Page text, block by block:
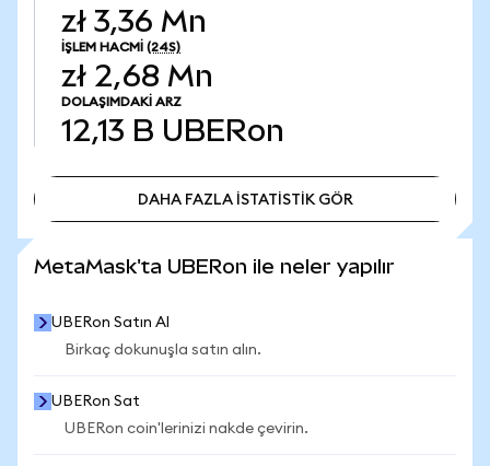
zł 3,36 Mn
İŞLEM HACMI (24S)
zł 2,68 Mn
DOLAŞIMDAKI ARZ
12,13 B UBERon
DAHA FAZLA İSTATİSTİK GÖR
MetaMask'ta UBERon ile neler yapılır
UBERon Satın Al
Birkaç dokunuşla satın alın.
UBERon Sat
UBERon coin'lerinizi nakde çevirin.